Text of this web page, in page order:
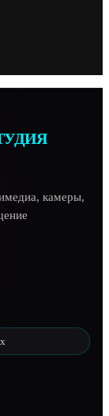
камеры,